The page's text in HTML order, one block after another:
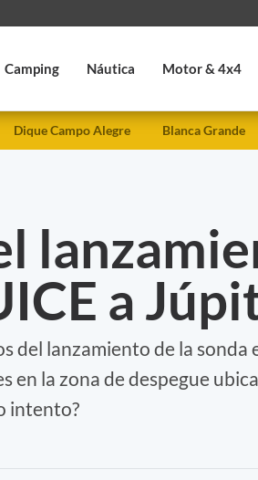
Camping Náutica Motor & 4x4
Dique Campo Alegre Blanca Grande
a
del lanzamiento de la sonda
en la zona de despegue
intento?